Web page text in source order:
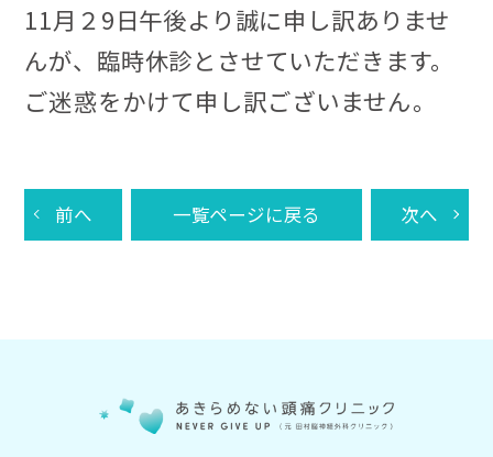
11月２9日午後より誠に申し訳ありませ
んが、臨時休診とさせていただきます。
ご迷惑をかけて申し訳ございません。
前へ 一覧ページに戻る 次へ